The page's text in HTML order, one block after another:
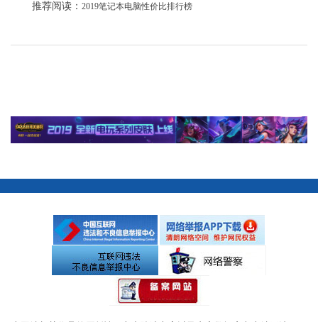
推荐阅读： 2019笔记本电脑性价比排行榜